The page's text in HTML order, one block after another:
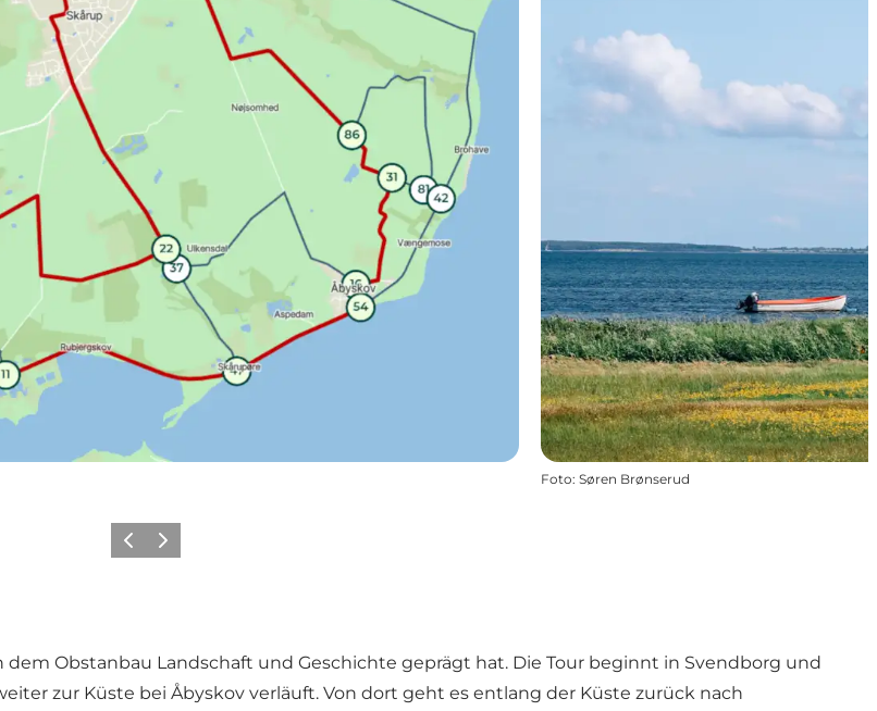
Foto: Søren Brønserud
Vorherige Folie
Nächste Folie
Obstanbau Landschaft und Geschichte geprägt hat. Die Tour beginnt in Svendborg und
zur Küste bei Åbyskov verläuft. Von dort geht es entlang der Küste zurück nach